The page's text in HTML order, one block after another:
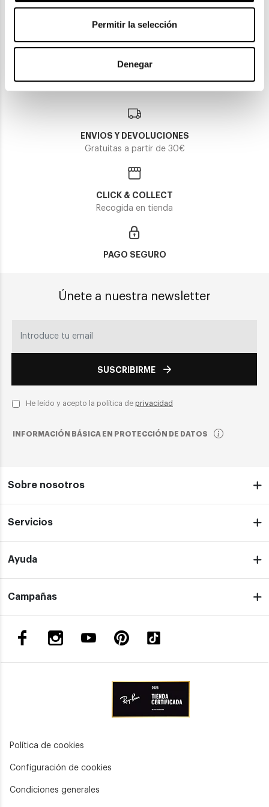
Permitir la selección
Denegar
TIMBERLAND TB 50008 002 + CLIP
Timberland
TIMBERLAND TB 50046
90,75€
ENVIOS Y DEVOLUCIONES
Gratuitas a partir de 30€
CLICK & COLLECT
Recogida en tienda
PAGO SEGURO
Únete a nuestra newsletter
SUSCRIBIRME
He leído y acepto la política de privacidad
INFORMACIÓN BÁSICA EN PROTECCIÓN DE DATOS
Sobre nosotros
Servicios
Ayuda
Campañas
Política de cookies
Configuración de cookies
Condiciones generales